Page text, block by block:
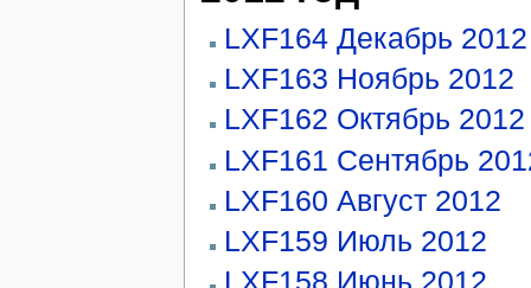
LXF164 Декабрь 2012
LXF163 Ноябрь 2012
LXF162 Октябрь 2012
LXF161 Сентябрь
LXF160 Август 2012
LXF159 Июль 2012
LXF158 Июнь 2012